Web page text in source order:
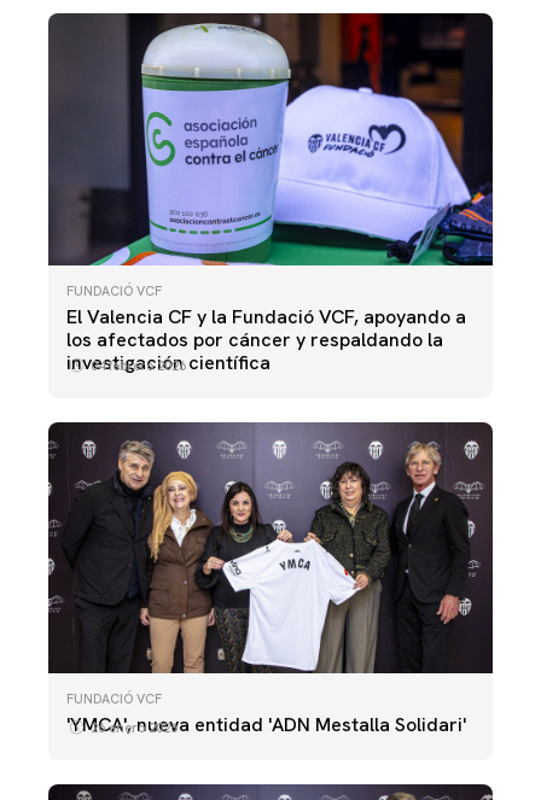
FUNDACIÓ VCF
El Valencia CF y la Fundació VCF, apoyando a
los afectados por cáncer y respaldando la
investigación científica
04 febrero 2026
FUNDACIÓ VCF
'YMCA', nueva entidad 'ADN Mestalla Solidari'
26 enero 2026